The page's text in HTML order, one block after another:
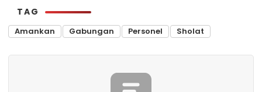
TAG
Amankan Gabungan Personel Sholat